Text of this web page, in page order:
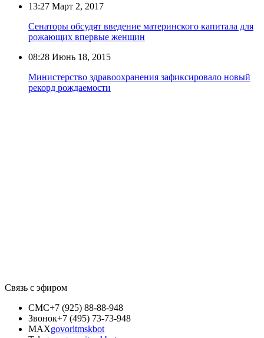
13:27 Март 2, 2017
Сенаторы обсудят введение материнского капитала для
рожающих впервые женщин
08:28 Июнь 18, 2015
Министерство здравоохранения зафиксировало новый
рекорд рождаемости
Связь с эфиром
СМС+7 (925) 88-88-948
Звонок+7 (495) 73-73-948
MAXgovoritmskbot